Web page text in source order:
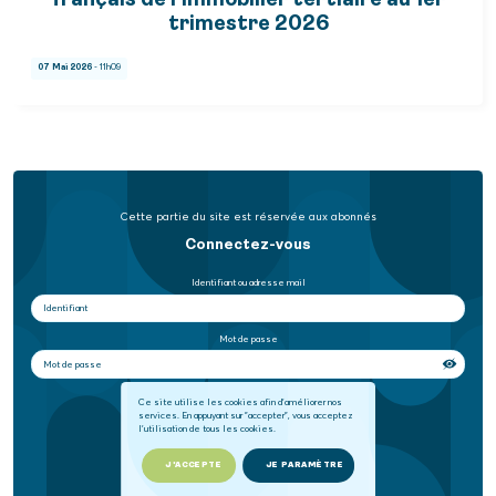
Ce site utilise les cookies afin d'améliorer nos
services. En appuyant sur "accepter", vous acceptez
l'utilisation de tous les cookies.
J'ACCEPTE JE PARAMÈTRE
trimestre 2026
07 Mai 2026 - 11h09
Cette partie du site est réservée aux abonnés
Connectez-vous
Identifiant ou adresse mail
Mot de passe
Mot de passe oublié